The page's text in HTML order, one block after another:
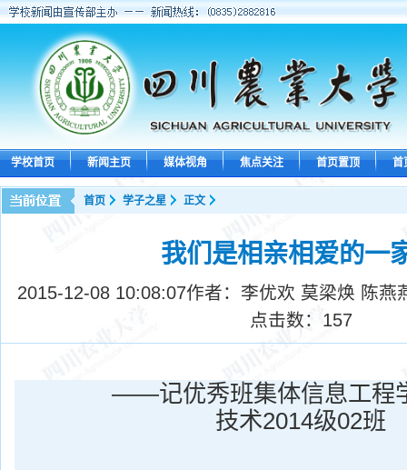
学校首页 新闻主页 媒体视角 焦点关注 首页置顶 首
首页 学子之星 正文
我们是相亲相爱的一
2015-12-08 10:08:07作者：李优欢 莫梁焕 陈燕
点击数： 157
——记优秀班集体信息工程学
技术2014级02班